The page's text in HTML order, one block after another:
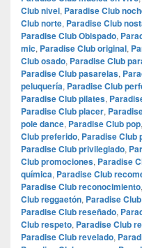
Club nivel, Paradise Club
Club norte, Paradise Club
Paradise Club Obispado,
mic, Paradise Club original,
Club osado, Paradise Club
Paradise Club pasarelas,
peluquería, Paradise Club
Paradise Club pilates,
Paradise Club placer,
pole dance, Paradise Club pop,
Club preferido, Paradise Club
Paradise Club privilegiado,
Club promociones, Paradise
química, Paradise Club
Paradise Club reconocimiento,
Club reggaetón, Paradise
Paradise Club reseñado,
Club respeto, Paradise Club
Paradise Club revelado,